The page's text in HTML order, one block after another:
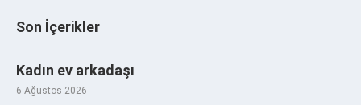
Son İçerikler
Kadın ev arkadaşı
6 Ağustos 2026